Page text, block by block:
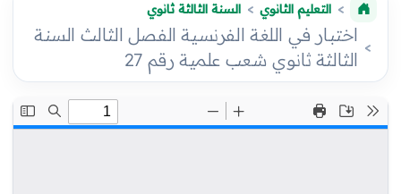
التعليم الثانوي السنة الثالثة ثانوي
اختبار في اللغة الفرنسية الفصل الثالث السنة
الثالثة ثانوي شعب علمية رقم 27